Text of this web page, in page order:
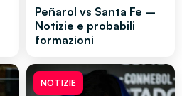
Peñarol vs Santa Fe –
Notizie e probabili
formazioni
NOTIZIE